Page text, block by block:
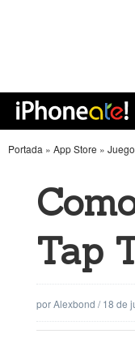
Portada » App Store »
Tap
porAlexbond /18 de